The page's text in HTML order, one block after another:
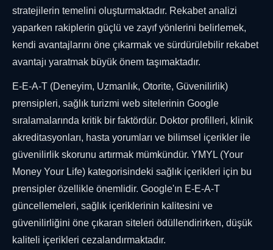
stratejilerin temelini oluşturmaktadır. Rekabet analizi
yaparken rakiplerin güçlü ve zayıf yönlerini belirlemek,
kendi avantajlarını öne çıkarmak ve sürdürülebilir rekabet
avantajı yaratmak büyük önem taşımaktadır.
E-E-A-T (Deneyim, Uzmanlık, Otorite, Güvenilirlik)
prensipleri, sağlık turizmi web sitelerinin Google
sıralamalarında kritik bir faktördür. Doktor profilleri, klinik
akreditasyonları, hasta yorumları ve bilimsel içerikler ile
güvenilirlik skorunu artırmak mümkündür. YMYL (Your
Money Your Life) kategorisindeki sağlık içerikleri için bu
prensipler özellikle önemlidir. Google'ın E-E-A-T
güncellemeleri, sağlık içeriklerinin kalitesini ve
güvenilirliğini öne çıkaran siteleri ödüllendirirken, düşük
kaliteli içerikleri cezalandırmaktadır.